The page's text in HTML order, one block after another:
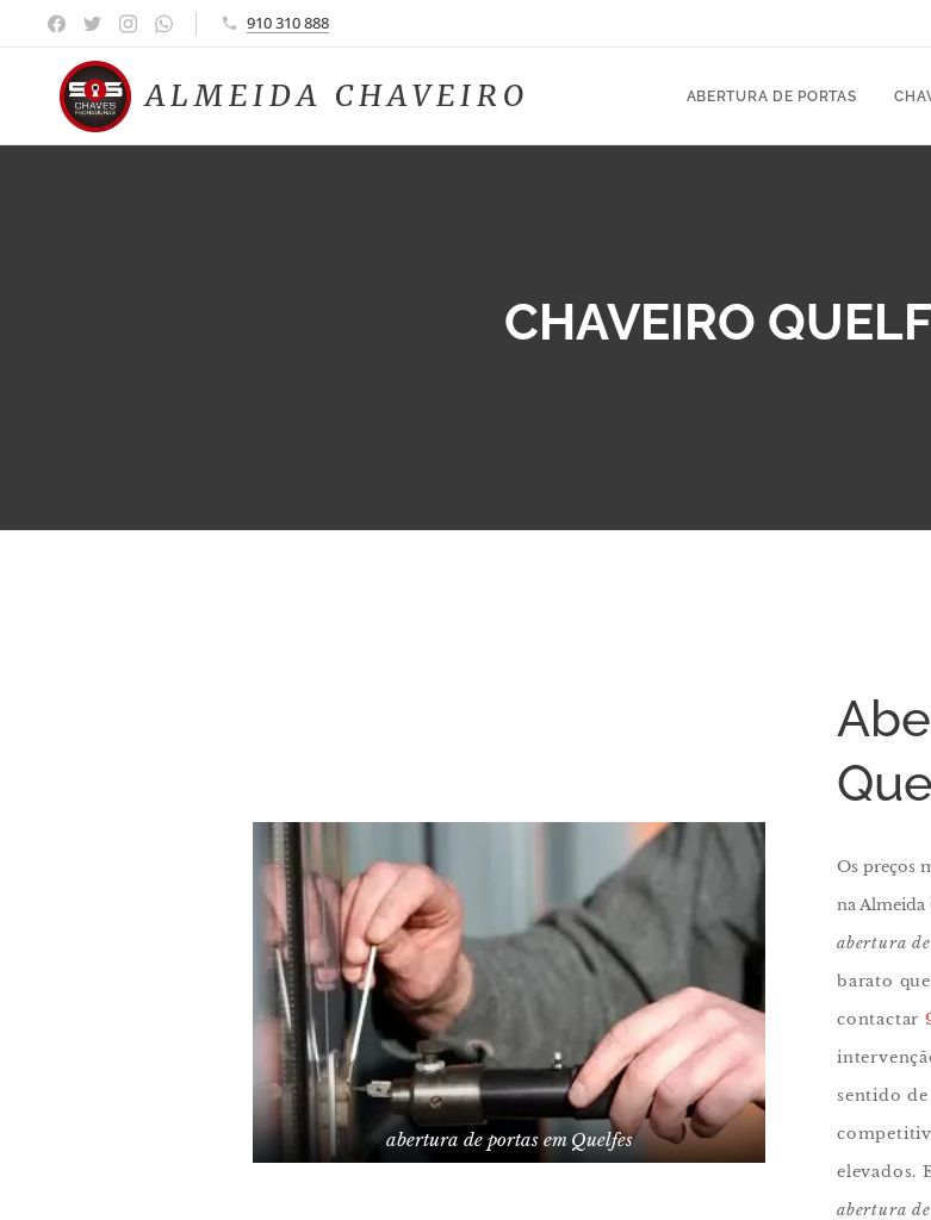
910 310 888
ALMEIDA CHAVEIRO ABERTURA DE PORTAS
CHAVEIRO
abertura de portas em Quelfes
Os preços
na Almeida
abertura
barato
contactar
sentido
elevados.
abertura